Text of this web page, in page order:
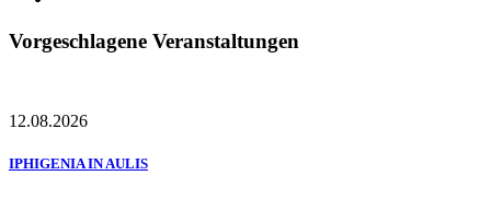
Vorgeschlagene Veranstaltungen
12.08.2026
IPHIGENIA IN AULIS